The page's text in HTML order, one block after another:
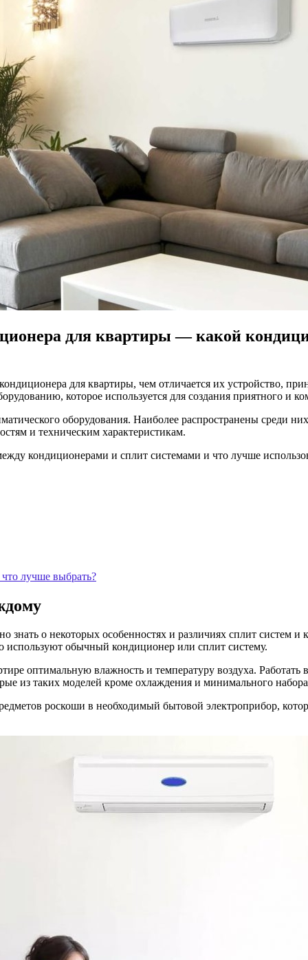
для квартиры — какой
для квартиры, чем отличается их устройство,
которое используется для создания приятного и
оборудования. Наиболее распространены среди
и техническим характеристикам.
кондиционерами и сплит системами и что лучше
лучше выбрать?
знать о некоторых особенностях и различиях сплит систем
используют обычный кондиционер или сплит систему.
оптимальную влажность и температуру воздуха. Работать
из таких моделей кроме охлаждения и минимального
роскоши в необходимый бытовой электроприбор,